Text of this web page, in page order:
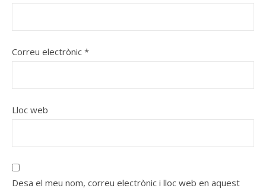
Correu electrònic *
Lloc web
Desa el meu nom, correu electrònic i lloc web en aquest